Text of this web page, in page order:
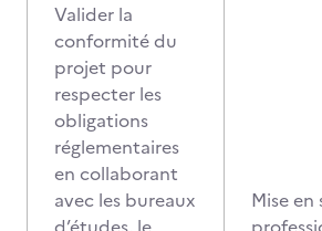
Valider la
conformité du
projet pour
respecter les
obligations
réglementaires
en collaborant
avec les bureaux
Mise